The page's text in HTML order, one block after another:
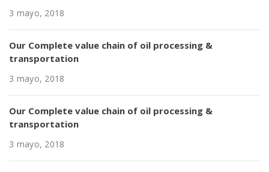
3 mayo, 2018
Our Complete value chain of oil processing &
transportation
3 mayo, 2018
Our Complete value chain of oil processing &
transportation
3 mayo, 2018